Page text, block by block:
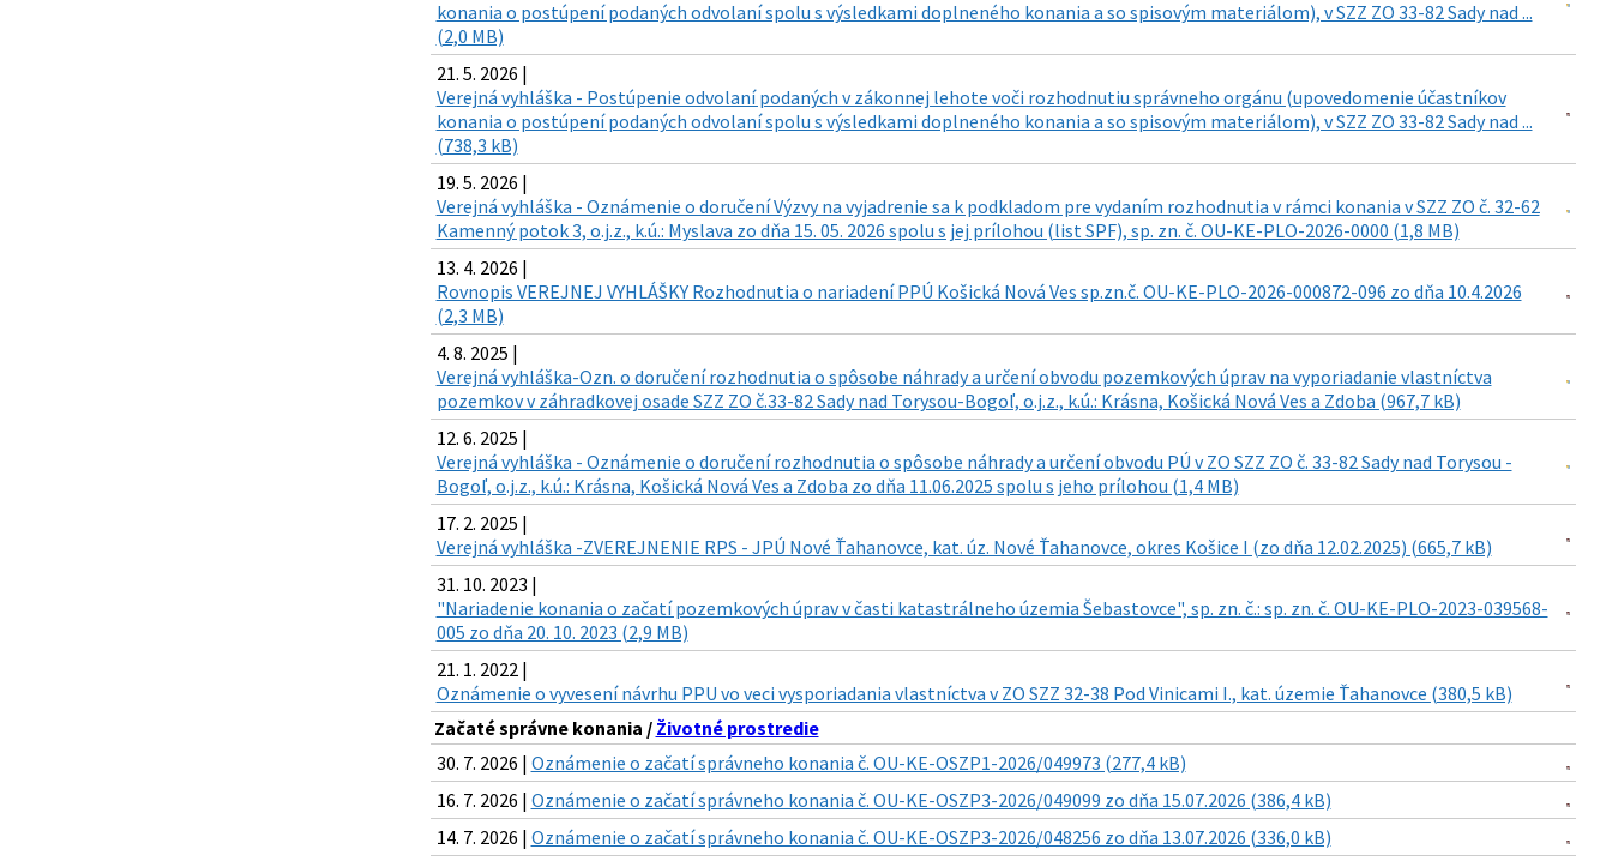
konania o postúpení podaných odvolaní spolu s výsledkami doplneného konania a so spisovým materiálom), v SZZ ZO 33-82 Sady nad ...
(2,0 MB)
21. 5. 2026 |
Verejná vyhláška - Postúpenie odvolaní podaných v zákonnej lehote voči rozhodnutiu správneho orgánu (upovedomenie účastníkov
konania o postúpení podaných odvolaní spolu s výsledkami doplneného konania a so spisovým materiálom), v SZZ ZO 33-82 Sady nad ...
(738,3 kB)
19. 5. 2026 |
Verejná vyhláška - Oznámenie o doručení Výzvy na vyjadrenie sa k podkladom pre vydaním rozhodnutia v rámci konania v SZZ ZO č. 32-62
Kamenný potok 3, o.j.z., k.ú.: Myslava zo dňa 15. 05. 2026 spolu s jej prílohou (list SPF), sp. zn. č. OU-KE-PLO-2026-0000 (1,8 MB)
13. 4. 2026 |
Rovnopis VEREJNEJ VYHLÁŠKY Rozhodnutia o nariadení PPÚ Košická Nová Ves sp.zn.č. OU-KE-PLO-2026-000872-096 zo dňa 10.4.2026
(2,3 MB)
4. 8. 2025 |
Verejná vyhláška-Ozn. o doručení rozhodnutia o spôsobe náhrady a určení obvodu pozemkových úprav na vyporiadanie vlastníctva
pozemkov v záhradkovej osade SZZ ZO č.33-82 Sady nad Torysou-Bogoľ, o.j.z., k.ú.: Krásna, Košická Nová Ves a Zdoba (967,7 kB)
12. 6. 2025 |
Verejná vyhláška - Oznámenie o doručení rozhodnutia o spôsobe náhrady a určení obvodu PÚ v ZO SZZ ZO č. 33-82 Sady nad Torysou -
Bogoľ, o.j.z., k.ú.: Krásna, Košická Nová Ves a Zdoba zo dňa 11.06.2025 spolu s jeho prílohou (1,4 MB)
17. 2. 2025 |
Verejná vyhláška -ZVEREJNENIE RPS - JPÚ Nové Ťahanovce, kat. úz. Nové Ťahanovce, okres Košice I (zo dňa 12.02.2025) (665,7 kB)
31. 10. 2023 |
"Nariadenie konania o začatí pozemkových úprav v časti katastrálneho územia Šebastovce", sp. zn. č.: sp. zn. č. OU-KE-PLO-2023-039568-
005 zo dňa 20. 10. 2023 (2,9 MB)
21. 1. 2022 |
Oznámenie o vyvesení návrhu PPU vo veci vysporiadania vlastníctva v ZO SZZ 32-38 Pod Vinicami I., kat. územie Ťahanovce (380,5 kB)
Začaté správne konania / Životné prostredie
30. 7. 2026 | Oznámenie o začatí správneho konania č. OU-KE-OSZP1-2026/049973 (277,4 kB)
16. 7. 2026 | Oznámenie o začatí správneho konania č. OU-KE-OSZP3-2026/049099 zo dňa 15.07.2026 (386,4 kB)
14. 7. 2026 | Oznámenie o začatí správneho konania č. OU-KE-OSZP3-2026/048256 zo dňa 13.07.2026 (336,0 kB)